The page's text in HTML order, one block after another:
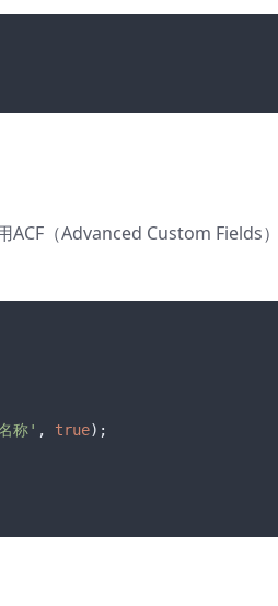
ACF（Advanced Custom Fields
称' , true);